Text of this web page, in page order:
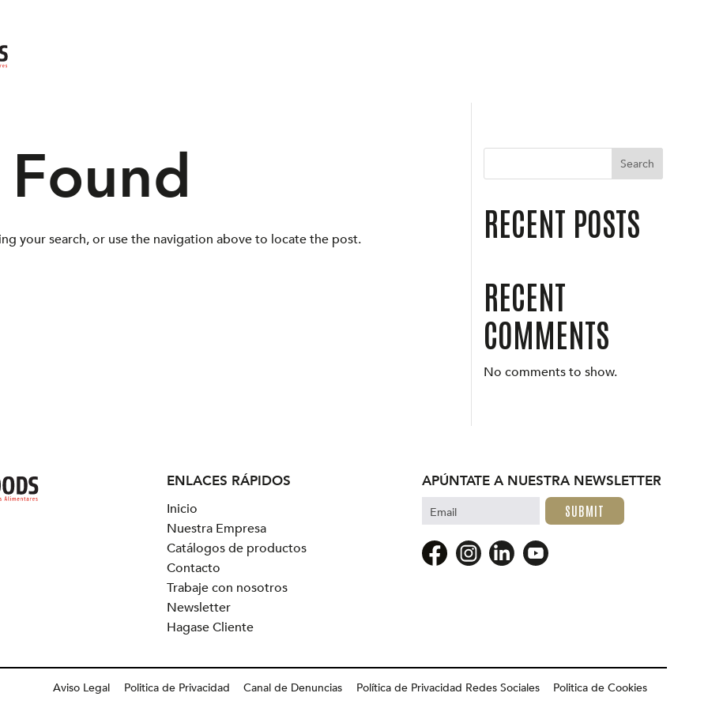
your search, or use the navigation above to locate the post.
Search
RECENT POSTS
RECENT
COMMENTS
No comments to show.
ENLACES RÁPIDOS
Inicio
Nuestra Empresa
Catálogos de productos
Contacto
Trabaje con nosotros
Newsletter
Hagase Cliente
APÚNTATE A NUESTRA NEWSLETTER
Email
Aviso Legal Politica de Privacidad Canal de Denuncias Política de Privacidad Redes Sociales Politica de Cookies